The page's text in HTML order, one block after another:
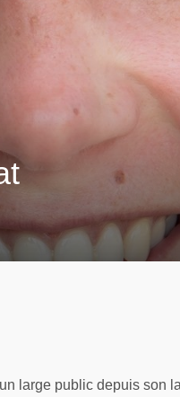
large public depuis son